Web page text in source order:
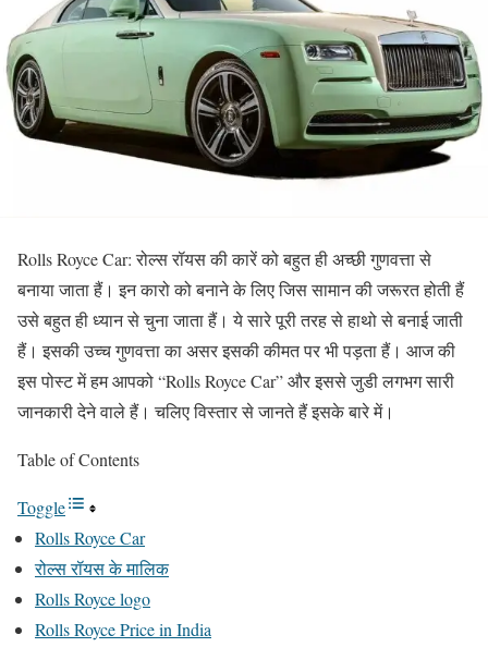
Rolls Royce Car: रोल्स रॉयस की कारें को बहुत ही अच्छी गुणवत्ता से
बनाया जाता हैं। इन कारो को बनाने के लिए जिस सामान की जरूरत होती हैं
उसे बहुत ही ध्यान से चुना जाता हैं। ये सारे पूरी तरह से हाथो से बनाई जाती
हैं। इसकी उच्च गुणवत्ता का असर इसकी कीमत पर भी पड़ता हैं। आज की
इस पोस्ट में हम आपको “Rolls Royce Car” और इससे जुडी लगभग सारी
जानकारी देने वाले हैं। चलिए विस्तार से जानते हैं इसके बारे में।
Table of Contents
Toggle
Rolls Royce Car
रोल्स रॉयस के मालिक
Rolls Royce logo
Rolls Royce Price in India